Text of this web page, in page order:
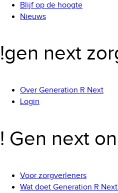
Blijf op de hoogte
Nieuws
!gen next
Over Generation R Next
Login
! Gen next
Voor zorgverleners
Wat doet Generation R